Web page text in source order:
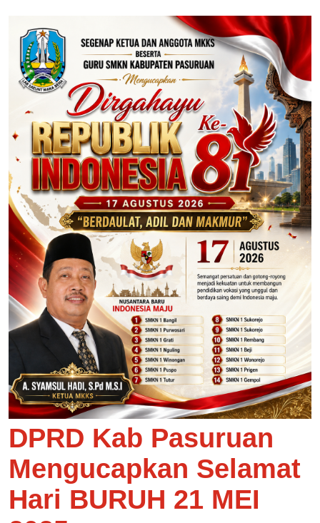
DPRD Kab Pasuruan
Mengucapkan Selamat
Hari BURUH 21 MEI